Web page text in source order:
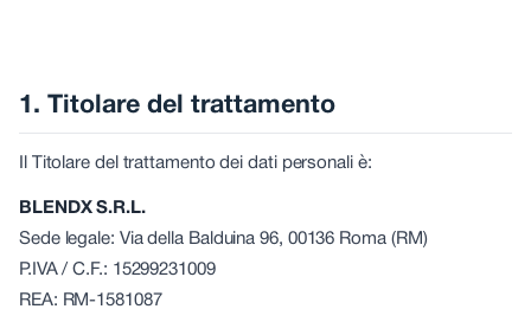
1. Titolare del trattamento
Il Titolare del trattamento dei dati personali è:
BLENDX S.R.L.
Sede legale: Via della Balduina 96, 00136 Roma (RM)
P.IVA / C.F.: 15299231009
REA: RM-1581087